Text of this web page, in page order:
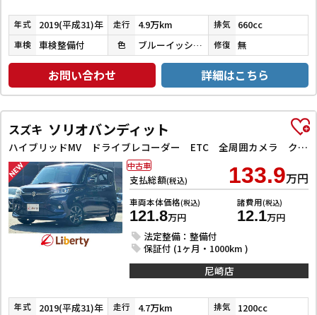
年式 2019(平成31)年 走行 4.9万km 排気 660cc
車検 車検整備付 色 ブルーイッシュブラックパール３ 修復 無
お問い合わせ 詳細はこちら
スズキ ソリオバンディット
ハイブリッドMV ドライブレコーダー ETC 全周囲カメラ クリアランスソナー オートクルーズコントロール レーンアシスト 衝突被害軽減システム 両側スライド・片側電動 LEDヘッドランプ スマートキー
支払総額(税込) 133.9万円
車両本体価格(税込)
121.8万円
諸費用(税込)
12.1万円
法定整備：整備付
保証付 (1ヶ月・1000km )
中古車
尼崎店
年式 2019(平成31)年 走行 4.7万km 排気 1200cc